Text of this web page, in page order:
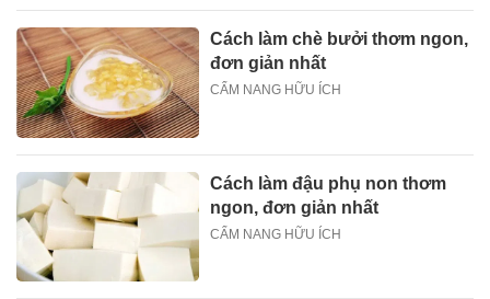
Cách làm chè bưởi thơm ngon,
đơn giản nhất
CẨM NANG HỮU ÍCH
Cách làm đậu phụ non thơm
ngon, đơn giản nhất
CẨM NANG HỮU ÍCH